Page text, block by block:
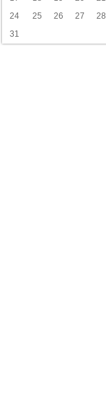
24
25 26 27 28
31